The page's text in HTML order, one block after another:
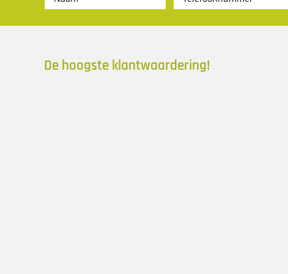
De hoogste klantwaardering!